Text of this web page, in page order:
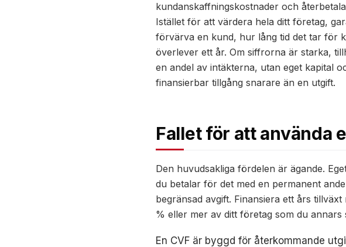
kundanskaffningskostnader och
Istället för att värdera hela ditt företag,
förvärva en kund, hur lång tid det tar för
överlever ett år. Om siffrorna är starka,
en andel av intäkterna, utan eget kapital
finansierbar tillgång snarare än en utgift.
Fallet för att använda
Den huvudsakliga fördelen är ägande.
du betalar för det med en permanent
begränsad avgift. Finansiera ett års
% eller mer av ditt företag som du annars
En CVF är byggd för återkommande